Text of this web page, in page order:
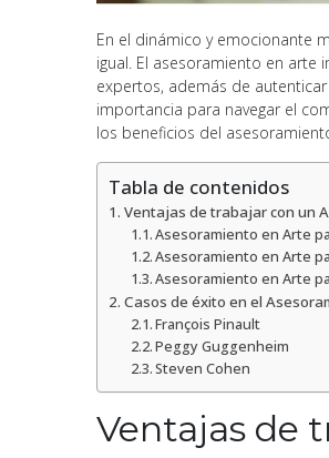
En el dinámico y emocionante
igual. El asesoramiento en
expertos, además de
importancia para navegar el
los beneficios del
Tabla de contenidos
Ventajas de trabajar con un
Asesoramiento en Arte
Asesoramiento en Arte
Asesoramiento en Arte
Casos de éxito en el
François Pinault
Peggy Guggenheim
Steven Cohen
Ventajas de